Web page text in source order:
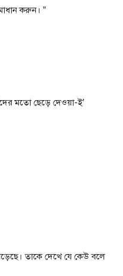
করুন। ”
মতো ছেড়ে দেওয়া-ই’
তাকে দেখে যে কেউ বলে